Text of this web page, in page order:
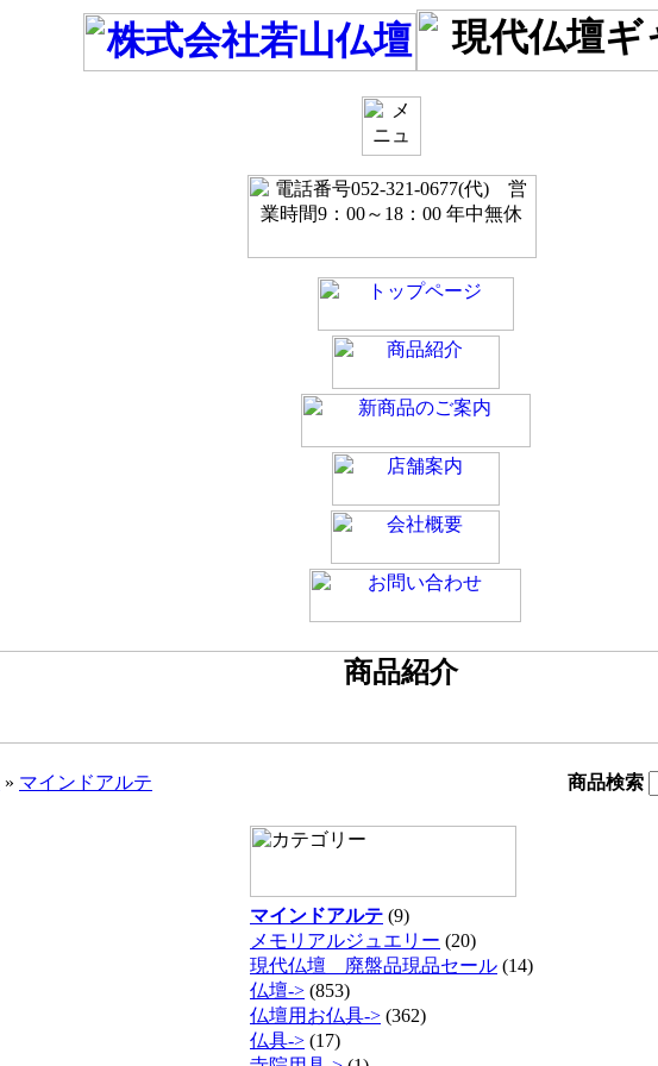
» マインドアルテ 商品検索
マインドアルテ (9)
メモリアルジュエリー (20)
現代仏壇 廃盤品現品セール (14)
仏壇-> (853)
仏壇用お仏具-> (362)
仏具-> (17)